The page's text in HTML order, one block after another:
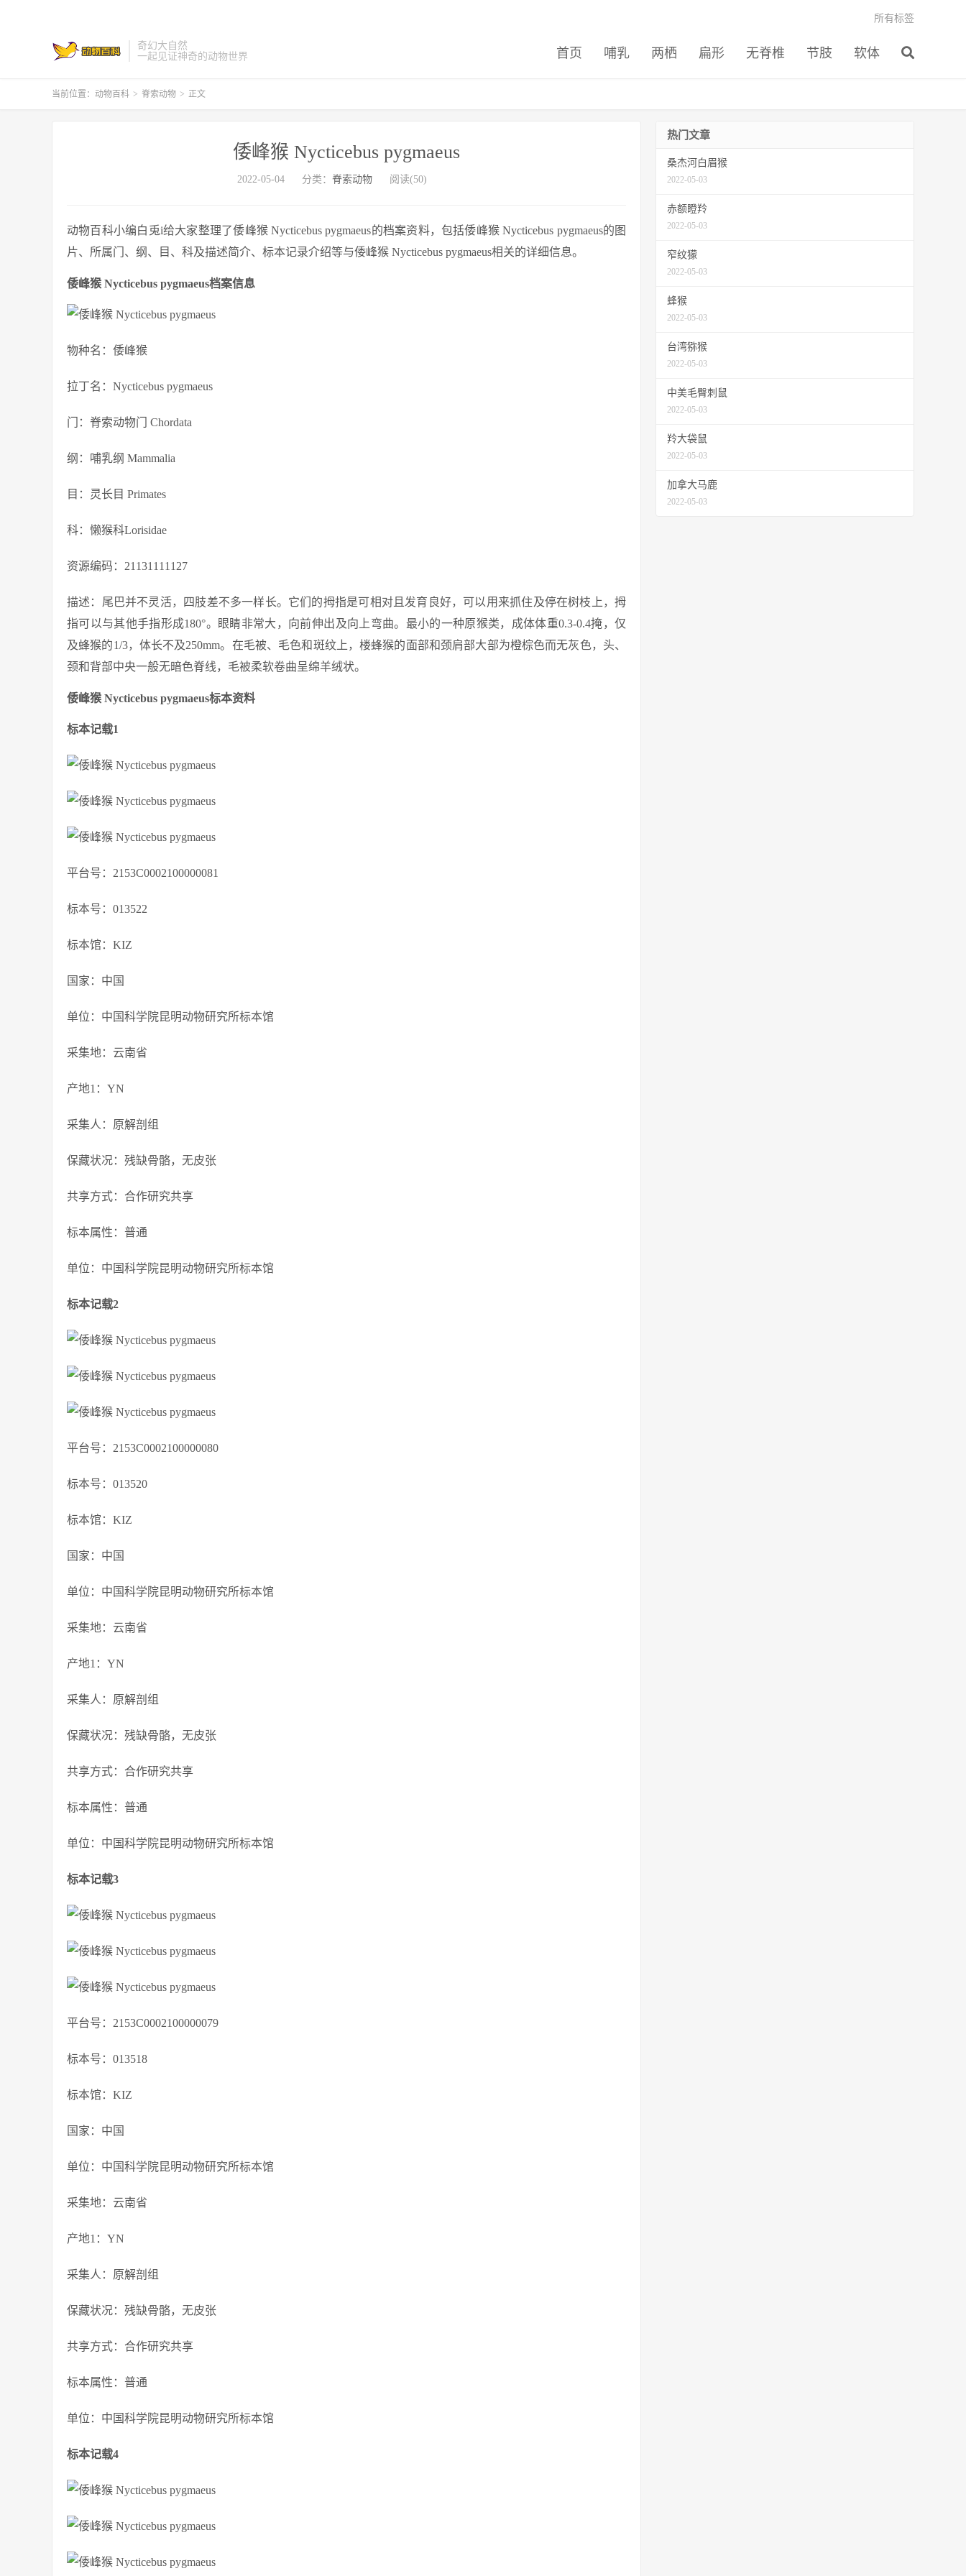
奇幻大自然
一起见证神奇的动物世界
首页 哺乳 两栖 扁形 无脊椎 节肢 软体
所有标签
当前位置： 动物百科 > 脊索动物 > 正文
倭峰猴 Nycticebus pygmaeus
2022-05-04 分类： 脊索动物 阅读(50)
动物百科小编白兎i给大家整理了倭峰猴 Nycticebus pygmaeus的档案资料，包括倭峰猴 Nycticebus pygmaeus的图
片、所属门、纲、目、科及描述简介、标本记录介绍等与倭峰猴 Nycticebus pygmaeus相关的详细信息。
倭峰猴 Nycticebus pygmaeus档案信息
物种名：倭峰猴
拉丁名：Nycticebus pygmaeus
门：脊索动物门 Chordata
纲：哺乳纲 Mammalia
目：灵长目 Primates
科：懒猴科Lorisidae
资源编码：21131111127
描述：尾巴并不灵活，四肢差不多一样长。它们的拇指是可相对且发育良好，可以用来抓住及停在树枝上，拇
指可以与其他手指形成180°。眼睛非常大，向前伸出及向上弯曲。最小的一种原猴类，成体体重0.3-0.4掩，仅
及蜂猴的1/3，体长不及250mm。在毛被、毛色和斑纹上，楼蜂猴的面部和颈肩部大部为橙棕色而无灰色，头、
颈和背部中央一般无暗色脊线，毛被柔软卷曲呈绵羊绒状。
倭峰猴 Nycticebus pygmaeus标本资料
标本记载1
平台号：2153C0002100000081
标本号：013522
标本馆：KIZ
国家：中国
单位：中国科学院昆明动物研究所标本馆
采集地：云南省
产地1：YN
采集人：原解剖组
保藏状况：残缺骨骼，无皮张
共享方式：合作研究共享
标本属性：普通
单位：中国科学院昆明动物研究所标本馆
标本记载2
平台号：2153C0002100000080
标本号：013520
标本馆：KIZ
国家：中国
单位：中国科学院昆明动物研究所标本馆
采集地：云南省
产地1：YN
采集人：原解剖组
保藏状况：残缺骨骼，无皮张
共享方式：合作研究共享
标本属性：普通
单位：中国科学院昆明动物研究所标本馆
标本记载3
平台号：2153C0002100000079
标本号：013518
标本馆：KIZ
国家：中国
单位：中国科学院昆明动物研究所标本馆
采集地：云南省
产地1：YN
采集人：原解剖组
保藏状况：残缺骨骼，无皮张
共享方式：合作研究共享
标本属性：普通
单位：中国科学院昆明动物研究所标本馆
标本记载4
热门文章
桑杰河白眉猴
2022-05-03
赤额瞪羚
2022-05-03
窄纹獴
2022-05-03
蜂猴
2022-05-03
台湾猕猴
2022-05-03
中美毛臀刺鼠
2022-05-03
羚大袋鼠
2022-05-03
加拿大马鹿
2022-05-03